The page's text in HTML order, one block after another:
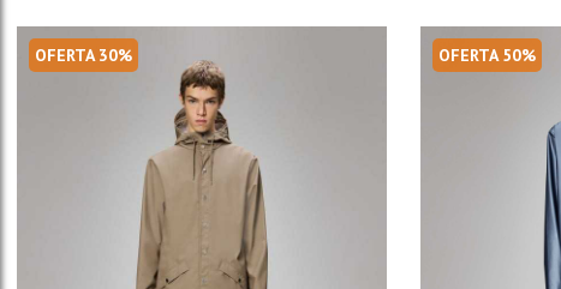
OFERTA 30% OFERTA 50%